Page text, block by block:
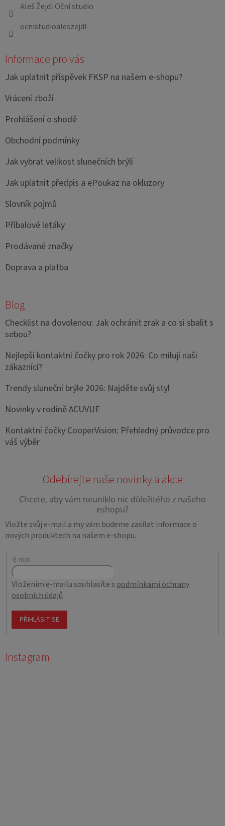
Aleš Žejdl Oční studio
ocnistudioaleszejdl
Informace pro vás
Jak uplatnit příspěvek FKSP na našem e-shopu?
Vrácení zboží
Prohlášení o shodě
Obchodní podmínky
Jak vybrat velikost slunečních brýlí
Jak uplatnit předpis a ePoukaz na okluzory
Slovník pojmů
Příbalové letáky
Prodávané značky
Doprava a platba
Blog
Checklist na dovolenou: Jak ochránit zrak a co si sbalit s
sebou?
Nejlepší kontaktní čočky pro rok 2026: Co milují naši
zákazníci?
Trendy sluneční brýle 2026: Najděte svůj styl
Novinky v rodině ACUVUE
Kontaktní čočky CooperVision: Přehledný průvodce pro
váš výběr
Vložte svůj e-mail a my vám budeme zasílat informace o
nových produktech na našem e-shopu.
E-mail
Vložením e-mailu souhlasíte s podmínkami ochrany
osobních údajů
PŘIHLÁSIT SE
Instagram